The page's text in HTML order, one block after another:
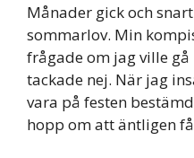
Månader gick och
sommarlov. Min
frågade om jag ville gå
tackade nej. När jag
vara på festen
hopp om att äntligen